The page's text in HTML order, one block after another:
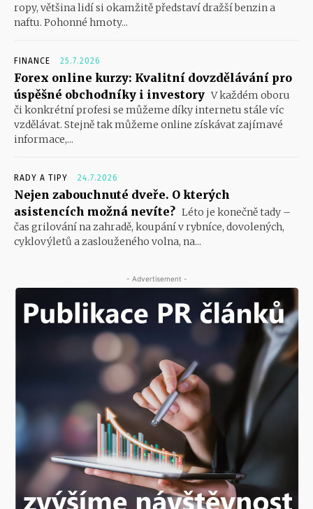
ropy, většina lidí si okamžitě představí dražší benzin a
naftu. Pohonné hmoty...
FINANCE 25.7.2026
Forex online kurzy: Kvalitní dovzdělávání pro
úspěšné obchodníky i investory V každém oboru
či konkrétní profesi se můžeme díky internetu stále víc
vzdělávat. Stejně tak můžeme online získávat zajímavé
informace,...
RADY A TIPY 24.7.2026
Nejen zabouchnuté dveře. O kterých
asistencích možná nevíte? Léto je konečně tady –
čas grilování na zahradě, koupání v rybníce, dovolených,
cyklovýletů a zaslouženého volna, na...
- Advertisement -